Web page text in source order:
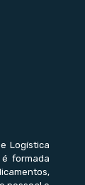
Logística
formada